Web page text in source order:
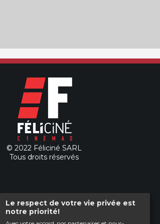
Le respect de votre vie privée est
notre priorité!
© 2022 Féliciné SARL
Tous droits réservés